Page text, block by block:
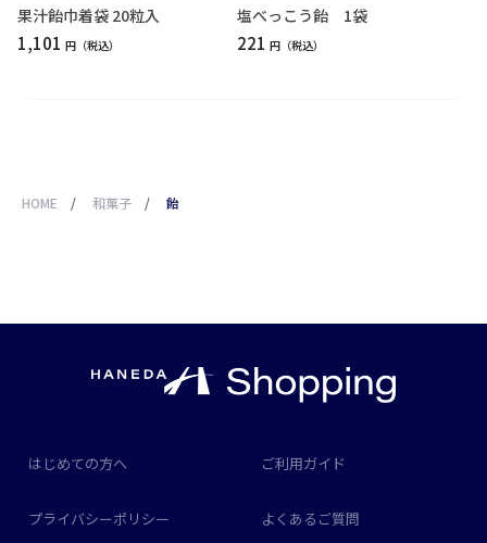
果汁飴巾着袋 20粒入
1,101 円
塩べっこう飴 1袋
221 円
HOME / 和菓子 / 飴
はじめての方へ ご利用ガイド
プライバシーポリシー よくあるご質問